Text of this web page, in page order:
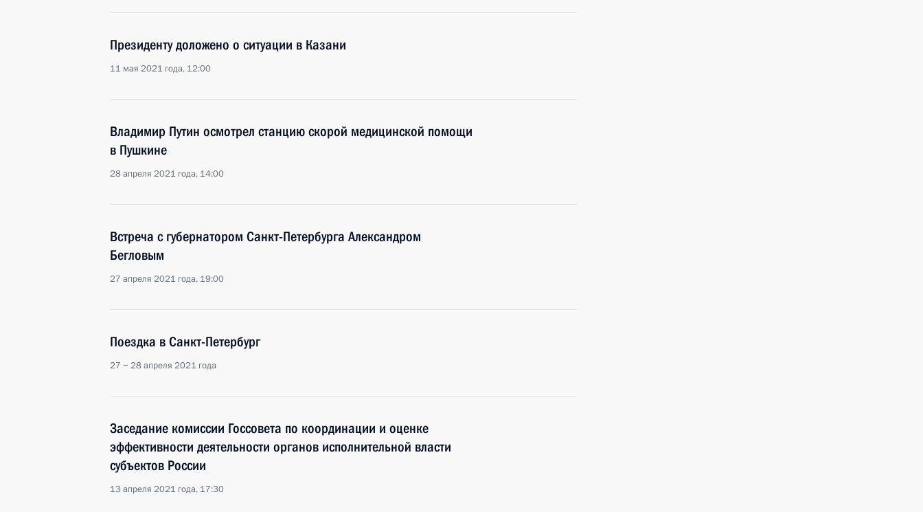
Президенту доложено о ситуации в Казани
11 мая 2021 года, 12:00
Владимир Путин осмотрел станцию скорой медицинской помощи
в Пушкине
28 апреля 2021 года, 14:00
Встреча с губернатором Санкт-Петербурга Александром
Бегловым
27 апреля 2021 года, 19:00
Поездка в Санкт-Петербург
27 − 28 апреля 2021 года
Заседание комиссии Госсовета по координации и оценке
эффективности деятельности органов исполнительной власти
субъектов России
13 апреля 2021 года, 17:30